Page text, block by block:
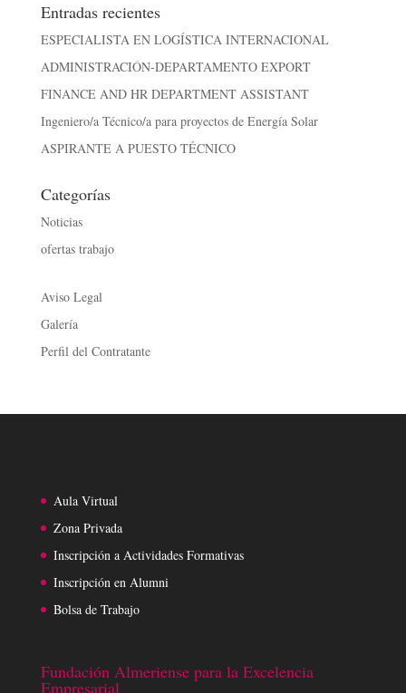
Entradas recientes
ESPECIALISTA EN LOGÍSTICA INTERNACIONAL
ADMINISTRACIÓN-DEPARTAMENTO EXPORT
FINANCE AND HR DEPARTMENT ASSISTANT
Ingeniero/a Técnico/a para proyectos de Energía Solar
ASPIRANTE A PUESTO TÉCNICO
Categorías
Noticias
ofertas trabajo
Aviso Legal
Galería
Perfil del Contratante
Aula Virtual
Zona Privada
Inscripción a Actividades Formativas
Inscripción en Alumni
Bolsa de Trabajo
Fundación Almeriense para la Excelencia
Empresarial